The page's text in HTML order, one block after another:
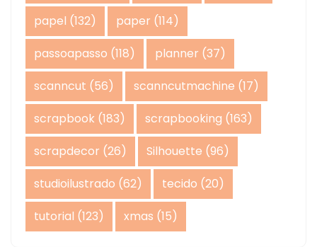
papel (132) paper (114)
passoapasso (118) planner (37)
scanncut (56) scanncutmachine (17)
scrapbook (183) scrapbooking (163)
scrapdecor (26) Silhouette (96)
studioilustrado (62) tecido (20)
tutorial (123) xmas (15)